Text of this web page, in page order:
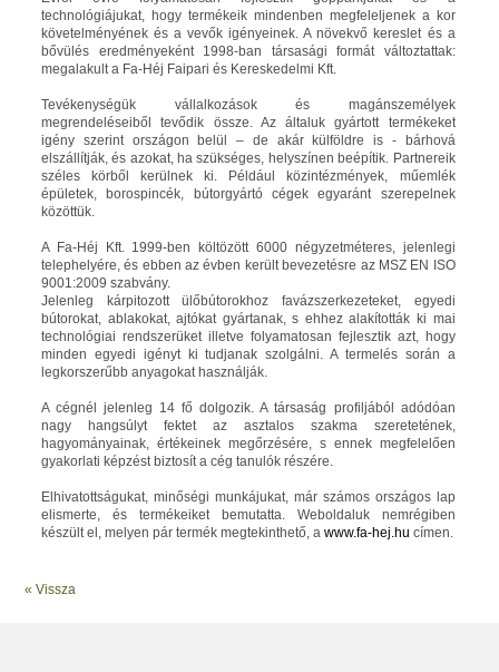
technológiájukat, hogy termékeik mindenben megfeleljenek a kor
követelményének és a vevők igényeinek. A növekvő kereslet és a
bővülés eredményeként 1998-ban társasági formát változtattak:
megalakult a Fa-Héj Faipari és Kereskedelmi Kft.
Tevékenységük vállalkozások és magánszemélyek
megrendeléseiből tevődik össze. Az általuk gyártott termékeket
igény szerint országon belül – de akár külföldre is - bárhová
elszállítják, és azokat, ha szükséges, helyszínen beépítik. Partnereik
széles körből kerülnek ki. Például közintézmények, műemlék
épületek, borospincék, bútorgyártó cégek egyaránt szerepelnek
közöttük.
A Fa-Héj Kft. 1999-ben költözött 6000 négyzetméteres, jelenlegi
telephelyére, és ebben az évben került bevezetésre az MSZ EN ISO
9001:2009 szabvány.
Jelenleg kárpitozott ülőbútorokhoz favázszerkezeteket, egyedi
bútorokat, ablakokat, ajtókat gyártanak, s ehhez alakították ki mai
technológiai rendszerüket illetve folyamatosan fejlesztik azt, hogy
minden egyedi igényt ki tudjanak szolgálni. A termelés során a
legkorszerűbb anyagokat használják.
A cégnél jelenleg 14 fő dolgozik. A társaság profiljából adódóan
nagy hangsúlyt fektet az asztalos szakma szeretetének,
hagyományainak, értékeinek megőrzésére, s ennek megfelelően
gyakorlati képzést biztosít a cég tanulók részére.
Elhivatottságukat, minőségi munkájukat, már számos országos lap
elismerte, és termékeiket bemutatta. Weboldaluk nemrégiben
készült el, melyen pár termék megtekinthető, a www.fa-hej.hu címen.
« Vissza